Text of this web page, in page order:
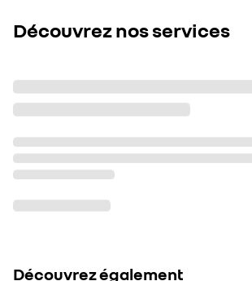
Découvrez nos services
Découvrez également